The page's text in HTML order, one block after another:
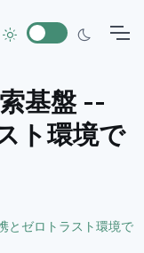
基盤 --
ト環境で
とゼロトラスト環境で